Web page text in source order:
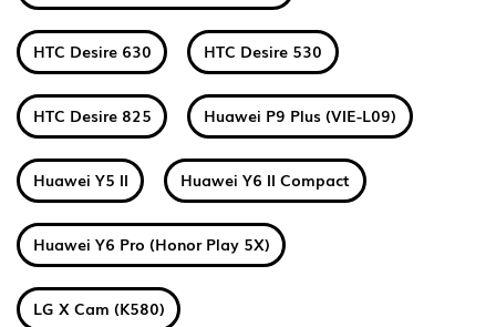
HTC Desire 630 HTC Desire 530
HTC Desire 825 Huawei P9 Plus (VIE-L09)
Huawei Y5 II Huawei Y6 II Compact
Huawei Y6 Pro (Honor Play 5X)
LG X Cam (K580)